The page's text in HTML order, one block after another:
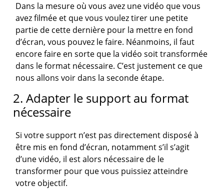
Dans la mesure où vous avez une vidéo que vous
avez filmée et que vous voulez tirer une petite
partie de cette dernière pour la mettre en fond
d’écran, vous pouvez le faire. Néanmoins, il faut
encore faire en sorte que la vidéo soit transformée
dans le format nécessaire. C’est justement ce que
nous allons voir dans la seconde étape.
2. Adapter le support au format
nécessaire
Si votre support n’est pas directement disposé à
être mis en fond d’écran, notamment s’il s’agit
d’une vidéo, il est alors nécessaire de le
transformer pour que vous puissiez atteindre
votre objectif.